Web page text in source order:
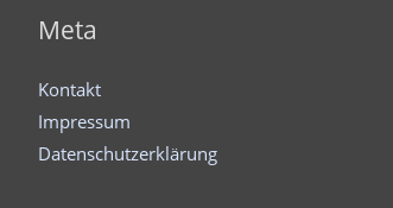
Meta
Kontakt
Impressum
Datenschutzerklärung